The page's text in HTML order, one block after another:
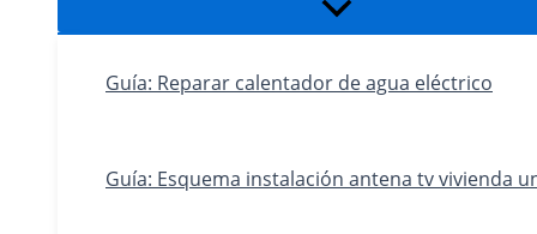
Alternar
Guía: Reparar calentador de agua eléctrico
Guía: Esquema instalación antena tv vivienda